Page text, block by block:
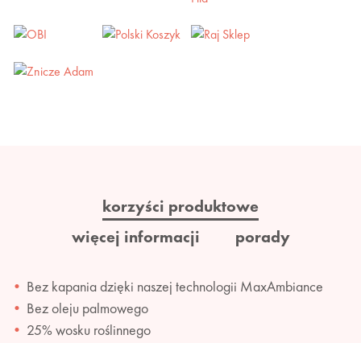
korzyści produktowe
więcej informacji
porady
Bez kapania dzięki naszej technologii MaxAmbiance
Bez oleju palmowego
25% wosku roślinnego